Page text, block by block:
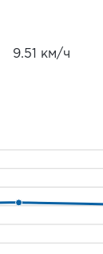
9.51 км/ч